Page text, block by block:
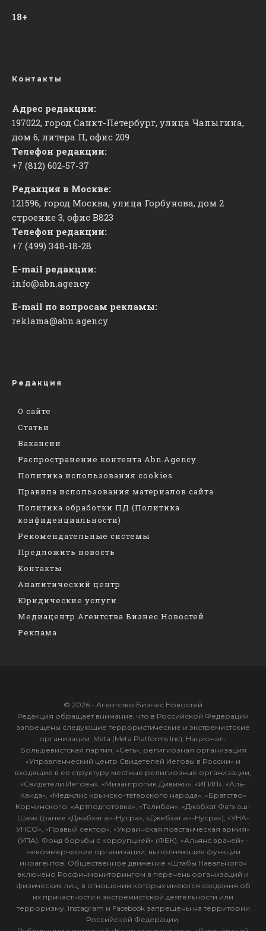
18+
Контакты
Адрес редакции:
197022, город Санкт-Петербург, улица Чапыгина,
дом 6, литера П, офис 209
Телефон редакции:
+7 (812) 602-57-37
Редакция в Москве:
121596, город Москва, улица Горбунова, дом 2
строение 3, офис ​В823
Телефон редакции:
+7 (499) 348-18-28
E-mail редакции:
info@abn.agency
E-mail по вопросам рекламы:
reklama@abn.agency
Редакция
О сайте
Статьи
Вакансии
Распространение контента Abn.Agency
Политика использования cookies
Правила использования материалов сайта
Политика обработки ПД (Политика
конфиденциальности)
Рекомендательные системы
Предложить новость
Контакты
Аналитический центр
Юридические услуги
Медиацентр Агентства Бизнес Новостей
Реклама
© 2026 - Агентство Бизнес Новостей
Редакция обращает внимание, что в Российской Федерации
запрещены следующие террористические и экстремистские
организации: Meta (Meta Platforms Inc), Национал-
Большевистская партия, «Сеть», религиозная организация
«Управленческий центр Свидетелей Иеговы в России» и
входящие в ее структуру местные религиозные организации,
«Свидетели Иеговы», «Мизантропик Дивижн», «ИГИЛ», «Аль-
Каида», «Меджлис крымско-татарского народа», «Братство»
Корчинского, «Артподготовка», «Талибан», «Джабхат Фатх аш-
Шам» (ранее «Джабхат ан-Нусра», «Джебхат ан-Нусра»), «УНА-
УНСО», «Правый сектор», «Украинская повстанческая армия»
(УПА). Фонд борьбы с коррупцией» (ФБК), «Альянс врачей» -
некоммерческие организации, выполняющие функции
иноагентов. Общественное движение «Штабы Навального»
включено Росфинмониторингом в перечень организаций и
физических лиц, в отношении которых имеются сведения об
их причастности к экстремистской деятельности или
терроризму. Instagram и Facebook запрещены на территории
Российской Федерации.